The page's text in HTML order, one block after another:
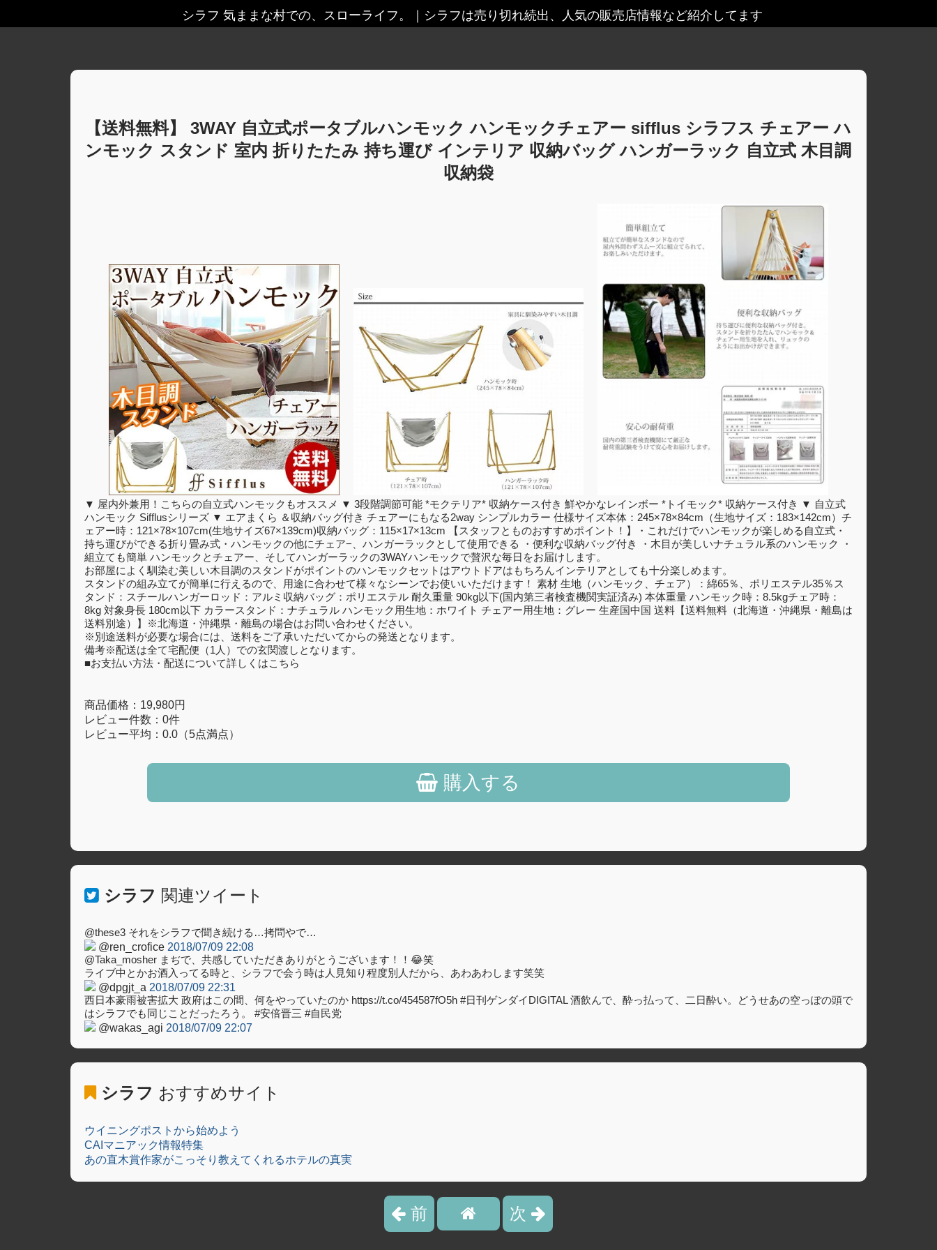
シラフ 気ままな村での、スローライフ。 シラフは売り切れ続出、人気の販売店情報など紹介してます
【送料無料】 3WAY 自立式ポータブルハンモック ハンモックチェアー sifflus シラフス チェアー ハ
ンモック スタンド 室内 折りたたみ 持ち運び インテリア 収納バッグ ハンガーラック 自立式 木目調
収納袋
▼ 屋内外兼用！こちらの自立式ハンモックもオススメ ▼ 3段階調節可能 *モクテリア* 収納ケース付き 鮮やかなレインボー *トイモック* 収納ケース付き ▼ 自立式
ハンモック Sifflusシリーズ ▼ エアまくら ＆収納バッグ付き チェアーにもなる2way シンプルカラー 仕様サイズ本体：245×78×84cm（生地サイズ：183×142cm）チ
ェアー時：121×78×107cm(生地サイズ67×139cm)収納バッグ：115×17×13cm 【スタッフとものおすすめポイント！】・これだけでハンモックが楽しめる自立式・
持ち運びができる折り畳み式・ハンモックの他にチェア−、ハンガーラックとして使用できる ・便利な収納バッグ付き ・木目が美しいナチュラル系のハンモック ・
組立ても簡単 ハンモックとチェアー、そしてハンガーラックの3WAYハンモックで贅沢な毎日をお届けします。
お部屋によく馴染む美しい木目調のスタンドがポイントのハンモックセットはアウトドアはもちろんインテリアとしても十分楽しめます。
スタンドの組み立てが簡単に行えるので、用途に合わせて様々なシーンでお使いいただけます！ 素材 生地（ハンモック、チェア）：綿65％、ポリエステル35％ス
タンド：スチールハンガーロッド：アルミ収納バッグ：ポリエステル 耐久重量 90kg以下(国内第三者検査機関実証済み) 本体重量 ハンモック時：8.5kgチェア時：
8kg 対象身長 180cm以下 カラースタンド：ナチュラル ハンモック用生地：ホワイト チェアー用生地：グレー 生産国中国 送料【送料無料（北海道・沖縄県・離島は
送料別途）】※北海道・沖縄県・離島の場合はお問い合わせください。
※別途送料が必要な場合には、送料をご了承いただいてからの発送となります。
備考※配送は全て宅配便（1人）での玄関渡しとなります。
■お支払い方法・配送について詳しくはこちら
商品価格：19,980円
レビュー件数：0件
レビュー平均：0.0（5点満点）
購入する
シラフ 関連ツイート
@these3 それをシラフで聞き続ける…拷問やで…
@ren_crofice 2018/07/09 22:08
@Taka_mosher まぢで、共感していただきありがとうございます！！😂笑
ライブ中とかお酒入ってる時と、シラフで会う時は人見知り程度別人だから、あわあわします笑笑
@dpgjt_a 2018/07/09 22:31
西日本豪雨被害拡大 政府はこの間、何をやっていたのか https://t.co/454587fO5h #日刊ゲンダイDIGITAL 酒飲んで、酔っ払って、二日酔い。どうせあの空っぽの頭で
はシラフでも同じことだったろう。 #安倍晋三 #自民党
@wakas_agi 2018/07/09 22:07
シラフ おすすめサイト
ウイニングポストから始めよう
CAIマニアック情報特集
あの直木賞作家がこっそり教えてくれるホテルの真実
前 次